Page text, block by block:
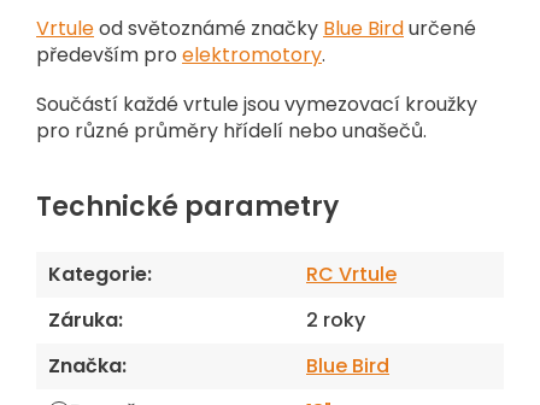
Vrtuleod světoznámé značky Blue Birdurčené
především pro elektromotory.
Součástí každé vrtule jsou vymezovací kroužky
pro různé průměry hřídelí nebo unašečů.
Technické parametry
Kategorie:
RC Vrtule
Záruka:
2 roky
Značka: Blue Bird